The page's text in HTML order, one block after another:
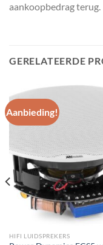
aankoopbedrag terug.
GERELATEERDE
Aanbieding!
HIFI LUIDSPREKERS